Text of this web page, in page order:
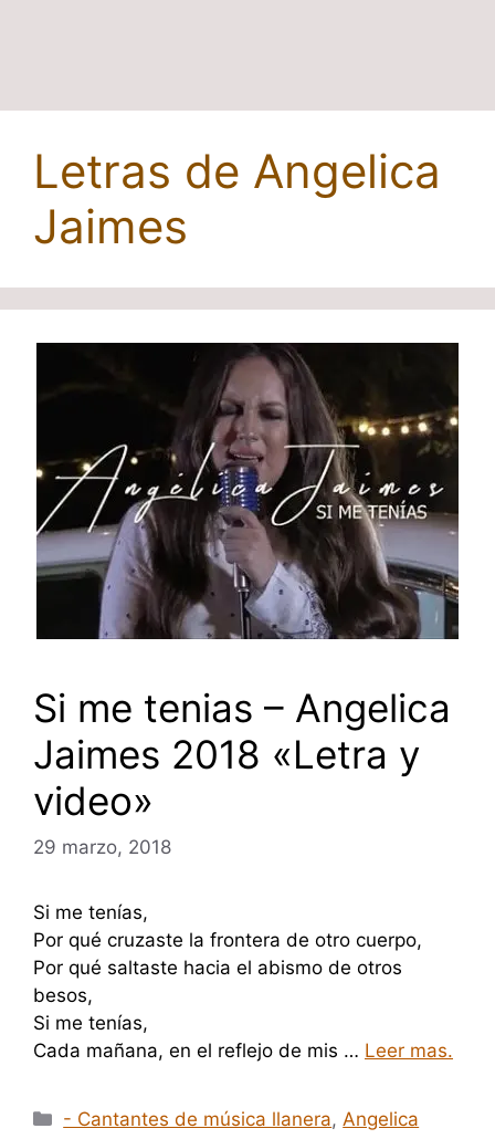
Letras de Angelica
Jaimes
Si me tenias – Angelica
Jaimes 2018 «Letra y
video»
29 marzo, 2018
Si me tenías,
Por qué cruzaste la frontera de otro cuerpo,
Por qué saltaste hacia el abismo de otros
besos,
Si me tenías,
Cada mañana, en el reflejo de mis … Leer mas.
Categorías
- Cantantes de música llanera, Angelica